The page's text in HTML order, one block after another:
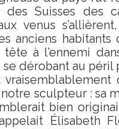
Suisses des
venus
anciens
tête à l’ennemi
se dérobant au
sculpteur : sa
bien
Élisabeth